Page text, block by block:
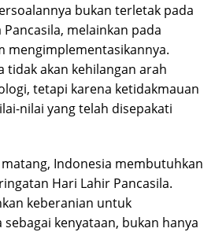
bukan terletak pada
melainkan pada
mengimplementasikannya.
tidak akan kehilangan arah
tetapi karena ketidakmauan
nilai yang telah disepakati
Indonesia membutuhkan
Hari Lahir Pancasila.
keberanian untuk
kenyataan, bukan hanya